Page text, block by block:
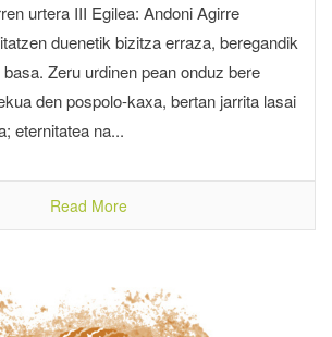
urtera III Egilea: Andoni Agirre
duenetik bizitza erraza, beregandik
Zeru urdinen pean onduz bere
den pospolo-kaxa, bertan jarrita lasai
eternitatea na...
Read More